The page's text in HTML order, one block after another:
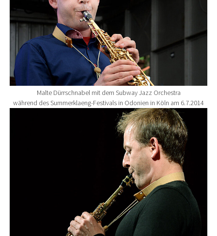
Malte Dürrschnabel mit dem Subway Jazz Orchestra
während des Summerklaeng-Festivals in Odonien in Köln am 6.7.2014